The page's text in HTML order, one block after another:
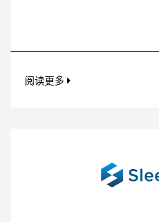
阅读更多